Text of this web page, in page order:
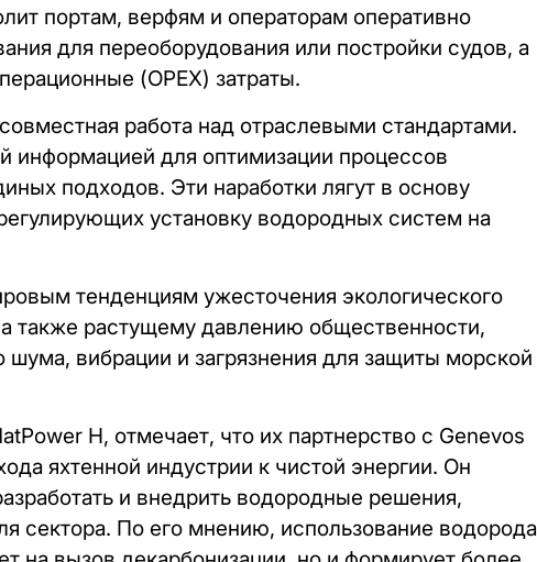
портам, верфям и операторам оперативно
для переоборудования или постройки судов, а
(OPEX) затраты.
работа над отраслевыми стандартами.
информацией для оптимизации процессов
подходов. Эти наработки лягут в основу
установку водородных систем на
тенденциям ужесточения экологического
также растущему давлению общественности,
вибрации и загрязнения для защиты морской
H, отмечает, что их партнерство с Genevos
яхтенной индустрии к чистой энергии. Он
и внедрить водородные решения,
сектора. По его мнению, использование водорода